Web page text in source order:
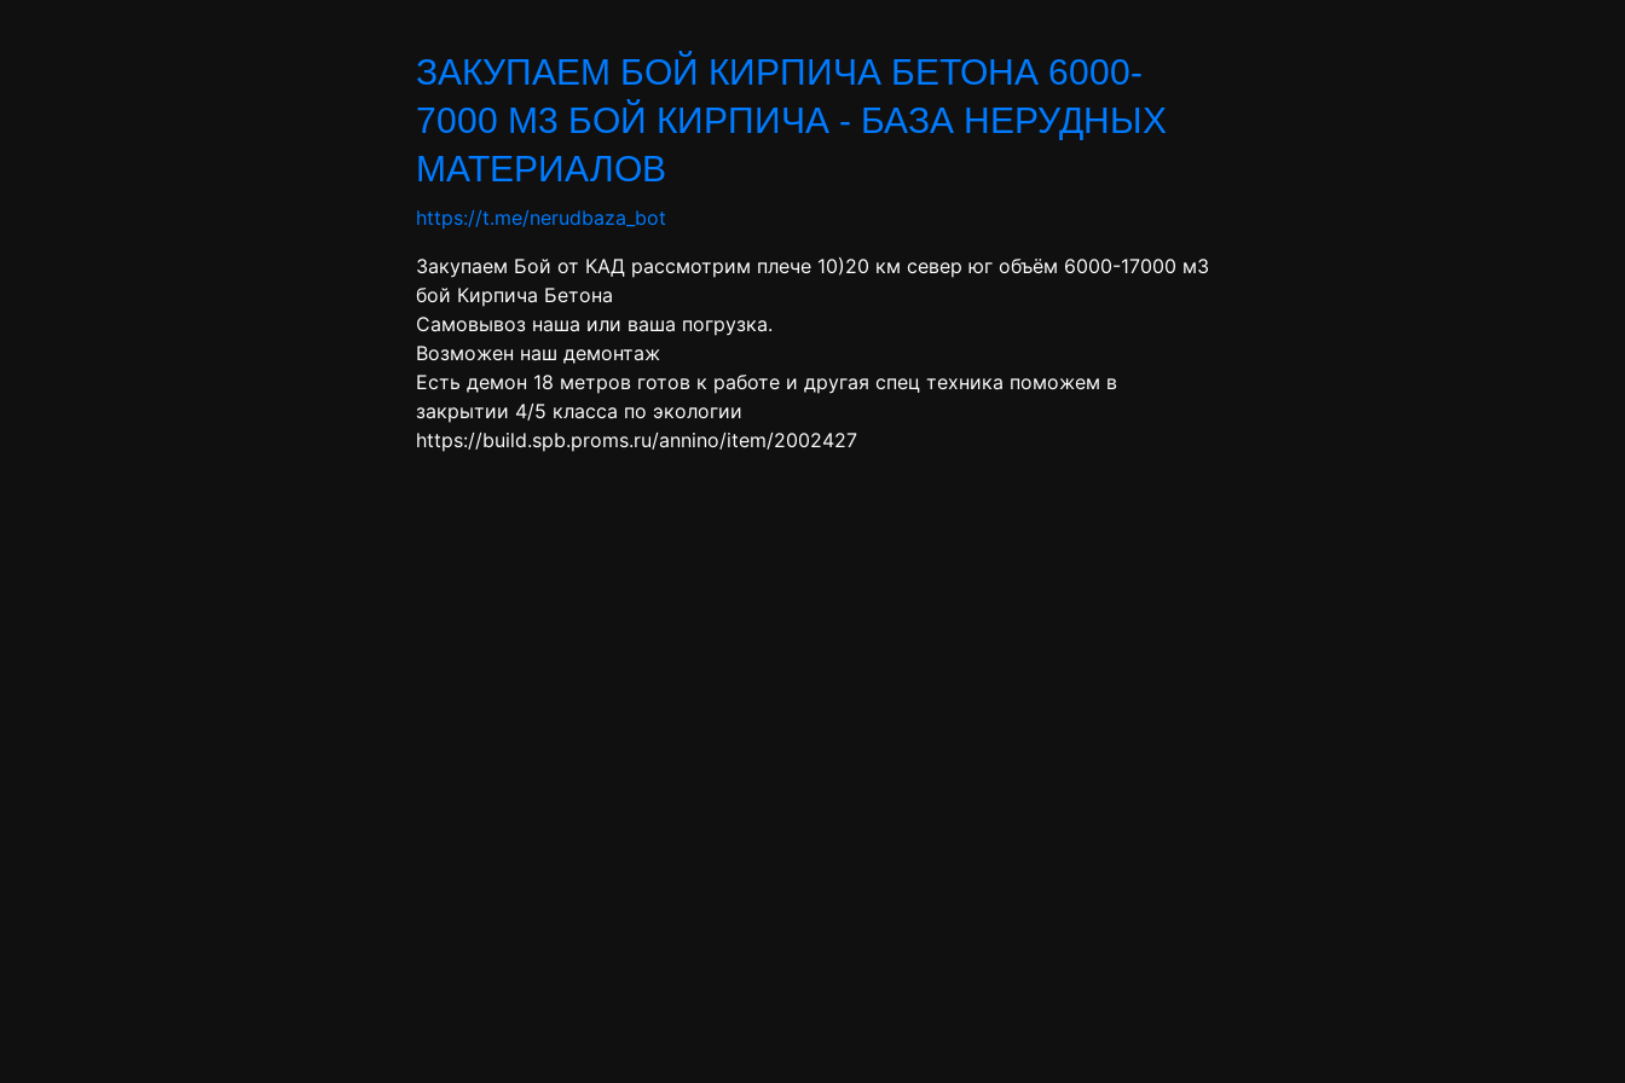
ЗАКУПАЕМ БОЙ КИРПИЧА БЕТОНА 6000-
7000 М3 БОЙ КИРПИЧА - БАЗА НЕРУДНЫХ
МАТЕРИАЛОВ
https://t.me/nerudbaza_bot
Закупаем Бой от КАД рассмотрим плече 10)20 км север юг объём 6000-17000 м3
бой Кирпича Бетона
Самовывоз наша или ваша погрузка.
Возможен наш демонтаж
Есть демон 18 метров готов к работе и другая спец техника поможем в
закрытии 4/5 класса по экологии
https://build.spb.proms.ru/annino/item/2002427